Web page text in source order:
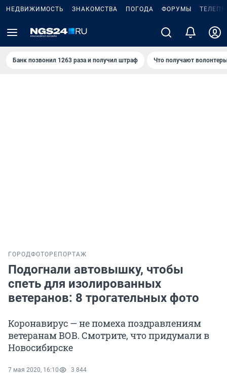
НЕДВИЖИМОСТЬ ЗНАКОМСТВА ПОГОДА ФОРУМЫ
Банк позвонил 1263 раза и получил штраф Что получают
ГОРОДФОТОРЕПОРТАЖ
Подогнали автовышку, чтобы
спеть для изолированных
ветеранов: 8 трогательных фото
Коронавирус — не помеха поздравлениям
ветеранам ВОВ. Смотрите, что придумали в
Новосибирске
7 мая 2020, 16:10 3 844